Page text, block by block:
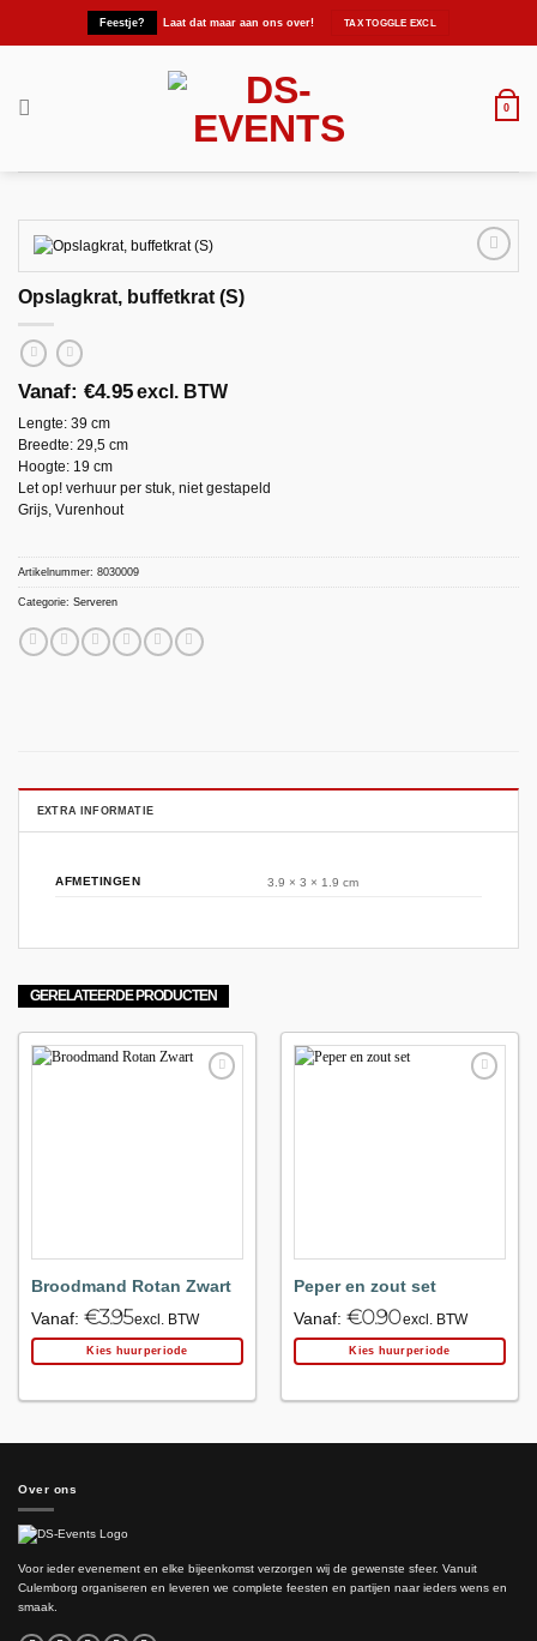
Feestje? Laat dat maar aan ons over!
0
Opslagkrat, buffetkrat (S)
Vanaf: €4.95excl. BTW
Lengte: 39 cm
Breedte: 29,5 cm
Hoogte: 19 cm
Let op! verhuur per stuk, niet gestapeld
Grijs, Vurenhout
Artikelnummer: 8030009
Categorie: Serveren
EXTRA INFORMATIE
AFMETINGEN 3.9 × 3 × 1.9 cm
GERELATEERDE PRODUCTEN
Broodmand Rotan Zwart
Vanaf: €3.95excl. BTW
Kies huurperiode
Peper en zout set
Vanaf: €0.90excl. BTW
Kies huurperiode
Over ons
Voor ieder evenement en elke bijeenkomst verzorgen wij de gewenste sfeer. Vanuit
Culemborg organiseren en leveren we complete feesten en partijen naar ieders wens en
smaak.